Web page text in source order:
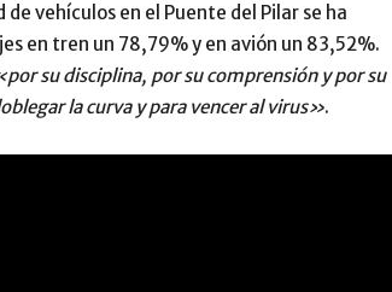
vehículos en el Puente del Pilar se ha
en tren un 78,79% y en avión un 83,52%.
su disciplina, por su comprensión y por su
la curva y para vencer al virus».